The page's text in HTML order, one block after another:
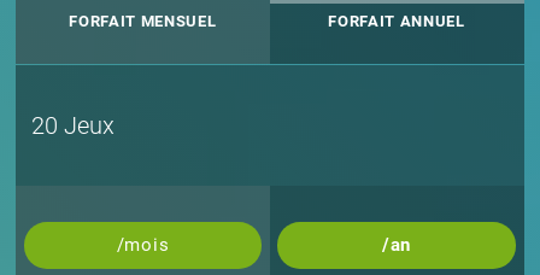
FORFAIT MENSUEL FORFAIT ANNUEL
20 Jeux
/mois /an